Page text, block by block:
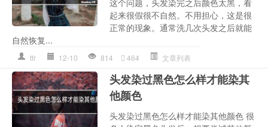
这个问题，头发染完之后颜色太黑，看
起来很假很不自然。不用担心，这是很
正常的现象。通常洗几次头发之后就能
自然恢复...
tfr 12-10 814 464 文章列表
头发染过黑色怎么样才能染其
他颜色
头发染过黑色怎么样才能染其他颜色 很